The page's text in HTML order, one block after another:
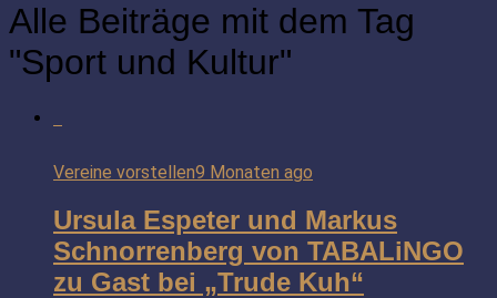
Alle Beiträge mit dem Tag
"Sport und Kultur"
Vereine vorstellen9 Monaten ago
Ursula Espeter und Markus
Schnorrenberg von TABALiNGO
zu Gast bei „Trude Kuh“